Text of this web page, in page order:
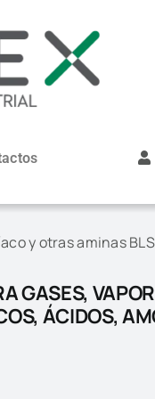
y otras aminas
GASES,
ÁCIDOS,